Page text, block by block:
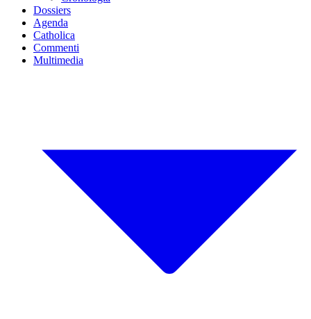
Dossiers
Agenda
Catholica
Commenti
Multimedia